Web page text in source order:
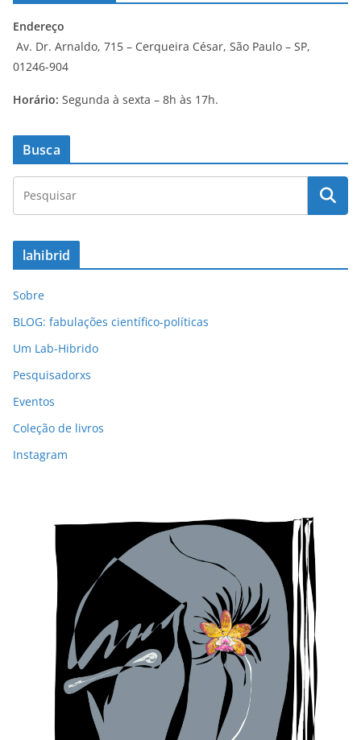
Endereço
Av. Dr. Arnaldo, 715 – Cerqueira César, São Paulo – SP,
01246-904
Horário: Segunda à sexta – 8h às 17h.
Busca
lahibrid
Sobre
BLOG: fabulações científico-políticas
Um Lab-Hibrido
Pesquisadorxs
Eventos
Coleção de livros
Instagram